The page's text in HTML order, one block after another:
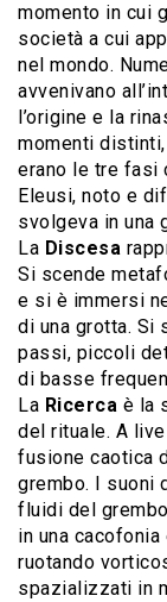
momento in cui
società a cui
nel mondo.
avvenivano
l’origine e la
momenti distinti,
erano le tre fasi
Eleusi, noto e
svolgeva in una
La Discesa
Si scende
e si è immersi
di una grotta. Si
passi, piccoli
di basse
La Ricerca è la
del rituale. A
fusione caotica
grembo. I suoni
fluidi del
in una
ruotando
spazializzati in